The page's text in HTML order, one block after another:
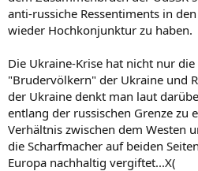
anti-russiche Ressentiments in
wieder Hochkonjunktur zu haben.
Die Ukraine-Krise hat nicht nur
"Brudervölkern" der Ukraine und
der Ukraine denkt man laut
entlang der russischen Grenze zu
Verhältnis zwischen dem Westen
die Scharfmacher auf beiden
Europa nachhaltig vergiftet...X(